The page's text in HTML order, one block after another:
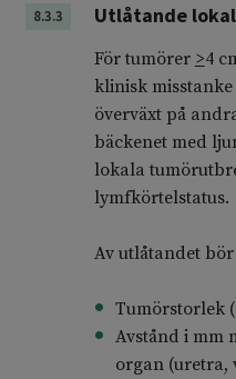
8.3.3 Utlåtande
För tumörer >4
klinisk
överväxt på
bäckenet med
lokala
lymfkörtelstatus.
Av utlåtandet
Tumörstorlek
Avstånd i mm
organ (uretra,